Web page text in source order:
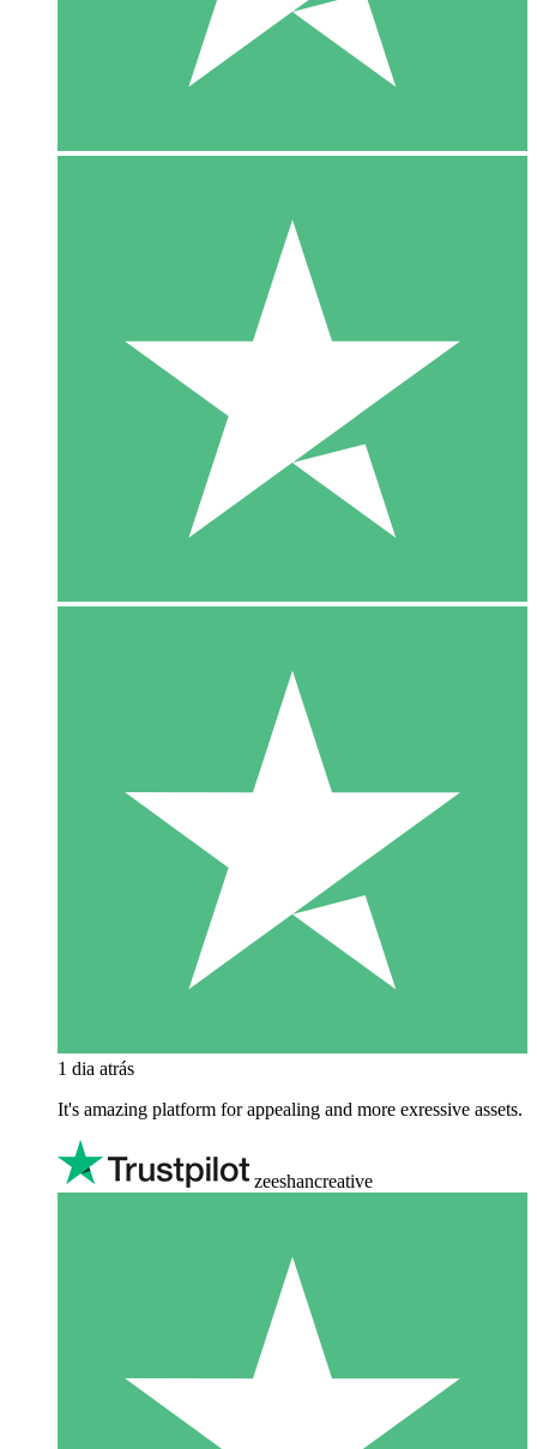
1 dia atrás
It's amazing platform for appealing and more exressive assets.
zeeshancreative